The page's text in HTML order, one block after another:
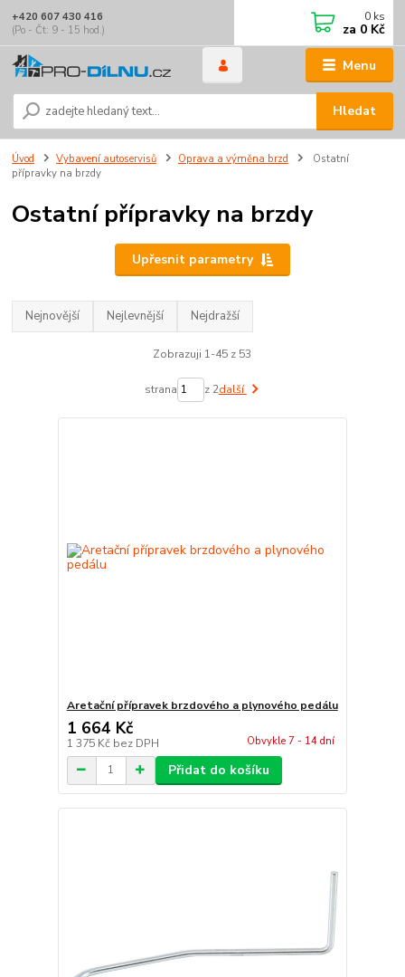
Menu
Hledat
+420 607 430 416
(Po - Čt: 9 - 15 hod.)
0 ks
za 0 Kč
Úvod Vybavení autoservisů Oprava a výměna brzd
Ostatní
přípravky na brzdy
Ostatní přípravky na brzdy
Upřesnit parametry
Nejnovější Nejlevnější Nejdražší
Zobrazuji 1-45 z 53
strana z 2další
Aretační přípravek brzdového a plynového pedálu
1 664 Kč
1 375 Kč bez DPH Obvykle 7 - 14 dní
Přidat do košíku